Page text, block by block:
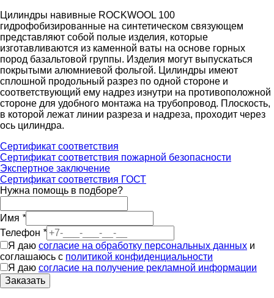
Цилиндры навивные ROCKWOOL 100
гидрофобизированные на синтетическом связующем
представляют собой полые изделия, которые
изготавливаются из каменной ваты на основе горных
пород базальтовой группы. Изделия могут выпускаться
покрытыми алюмниевой фольгой. Цилиндры имеют
сплошной продольный разрез по одной стороне и
соответствующий ему надрез изнутри на противоположной
стороне для удобного монтажа на трубопровод. Плоскость,
в которой лежат линии разреза и надреза, проходит через
ось цилиндра.
Сертификат соответствия
Сертификат соответствия пожарной безопасности
Экспертное заключение
Сертификат соответствия ГОСТ
Нужна помощь в подборе?
Имя *
Телефон *
Я даю согласие на обработку персональных данных и
соглашаюсь с политикой конфиденциальности
Я даю согласие на получение рекламной информации
Заказать